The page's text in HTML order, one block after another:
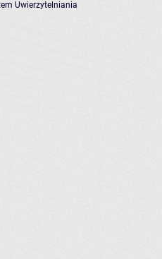
Uwierzytelniania